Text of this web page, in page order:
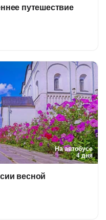
путешествие
На автобусе
4 дня
весной